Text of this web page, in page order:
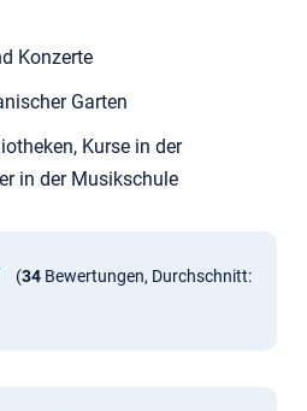
Konzerte
Garten
Kurse in der
in der Musikschule
(34 Bewertungen, Durchschnitt: